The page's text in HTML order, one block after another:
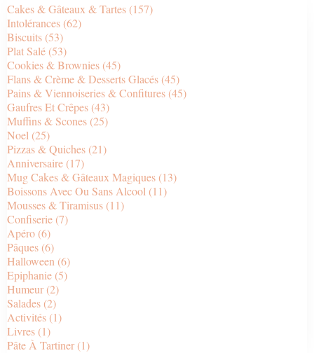
Cakes & Gâteaux & Tartes (157)
Intolérances (62)
Biscuits (53)
Plat Salé (53)
Cookies & Brownies (45)
Flans & Crème & Desserts Glacés (45)
Pains & Viennoiseries & Confitures (45)
Gaufres Et Crêpes (43)
Muffins & Scones (25)
Noel (25)
Pizzas & Quiches (21)
Anniversaire (17)
Mug Cakes & Gâteaux Magiques (13)
Boissons Avec Ou Sans Alcool (11)
Mousses & Tiramisus (11)
Confiserie (7)
Apéro (6)
Pâques (6)
Halloween (6)
Epiphanie (5)
Humeur (2)
Salades (2)
Activités (1)
Livres (1)
Pâte À Tartiner (1)